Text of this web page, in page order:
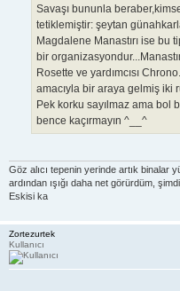
Savaşı bununla
tetiklemiştir: şeytan
Magdalene Manastırı ise bu
bir
Rosette ve yardımcısı
amacıyla bir araya gelmiş iki
Pek korku sayılmaz ama bol
bence kaçırmayın ^__^
Göz alıcı tepenin yerinde artık binalar
ardından ışığı daha net görürdüm,
Eskisi ka
Zortezurtek
Kullanıcı